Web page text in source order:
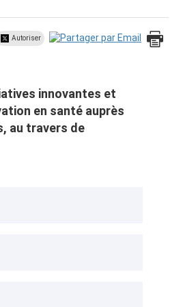
Autoriser
innovantes et
en santé auprès
au travers de